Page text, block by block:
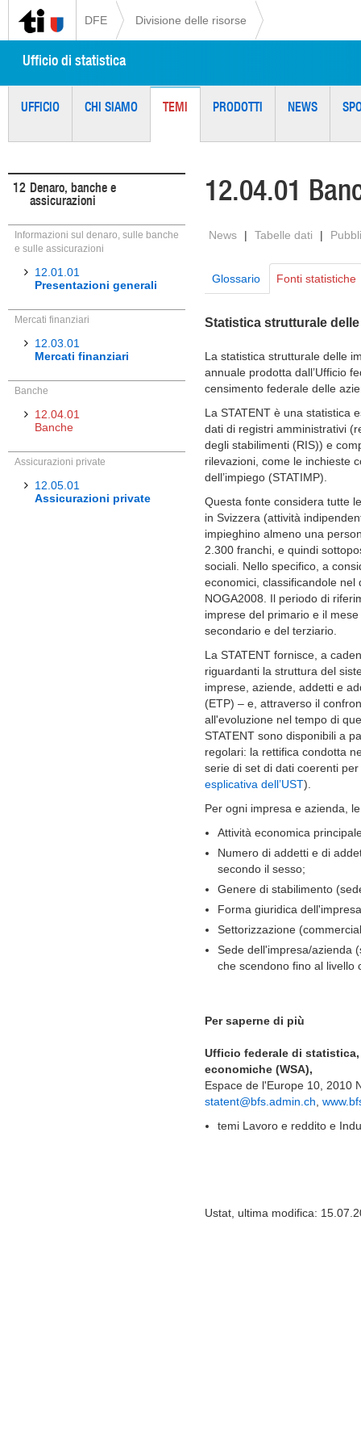
DFE Divisione delle risorse
Ufficio di statistica
UFFICIO CHI SIAMO TEMI PRODOTTI NEWS
12 Denaro, banche e
assicurazioni
Informazioni sul denaro, sulle banche
e sulle assicurazioni
12.01.01
Presentazioni generali
Mercati finanziari
12.03.01
Mercati finanziari
Banche
12.04.01
Banche
Assicurazioni private
12.05.01
Assicurazioni private
12.04.01
News | Tabelle dati |
Glossario Fonti statistiche
Statistica strutturale
La statistica strutturale delle
annuale prodotta dall’Ufficio
censimento federale delle
La STATENT è una statistica
dati di registri amministrativi
degli stabilimenti (RIS)) e
rilevazioni, come le inchieste
dell’impiego (STATIMP).
Questa fonte considera tutte
in Svizzera (attività
impieghino almeno una
2.300 franchi, e quindi
sociali. Nello specifico, a
economici, classificandole
NOGA2008. Il periodo di
imprese del primario e il
secondario e del terziario.
La STATENT fornisce, a
riguardanti la struttura del
imprese, aziende, addetti e
(ETP) – e, attraverso il
all'evoluzione nel tempo di
STATENT sono disponibili a
regolari: la rettifica condotta
serie di set di dati coerenti
esplicativa dell’UST).
Per ogni impresa e azienda,
Attività economica
Numero di addetti e di
secondo il sesso;
Genere di stabilimento
Forma giuridica
Settorizzazione
Sede dell'impresa/azienda
che scendono fino al livello
Per saperne di più
Ufficio federale di
economiche (WSA),
Espace de l'Europe 10, 2010
statent@bfs.admin.ch
temi Lavoro e reddito e
Ustat, ultima modifica: